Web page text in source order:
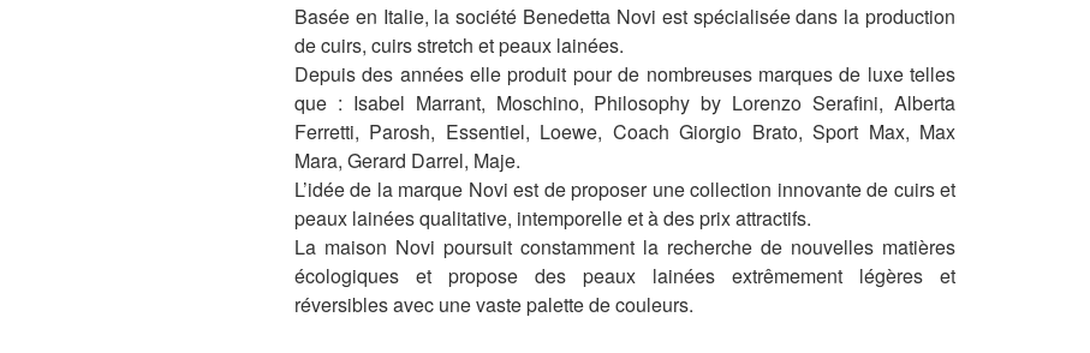
Basée en Italie, la société Benedetta Novi est spécialisée dans la production
de cuirs, cuirs stretch et peaux lainées.
Depuis des années elle produit pour de nombreuses marques de luxe telles
que : Isabel Marrant, Moschino, Philosophy by Lorenzo Serafini, Alberta
Ferretti, Parosh, Essentiel, Loewe, Coach Giorgio Brato, Sport Max, Max
Mara, Gerard Darrel, Maje.
L’idée de la marque Novi est de proposer une collection innovante de cuirs et
peaux lainées qualitative, intemporelle et à des prix attractifs.
La maison Novi poursuit constamment la recherche de nouvelles matières
écologiques et propose des peaux lainées extrêmement légères et
réversibles avec une vaste palette de couleurs.